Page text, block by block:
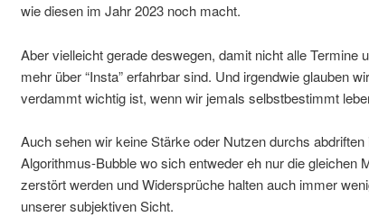
wie diesen im Jahr 2023 noch macht.
Aber vielleicht gerade deswegen, damit nicht alle Termine
mehr über “Insta” erfahrbar sind. Und irgendwie glauben
verdammt wichtig ist, wenn wir jemals selbstbestimmt
Auch sehen wir keine Stärke oder Nutzen durchs
Algorithmus-Bubble wo sich entweder eh nur die gleichen
zerstört werden und Widersprüche halten auch immer
unserer subjektiven Sicht.